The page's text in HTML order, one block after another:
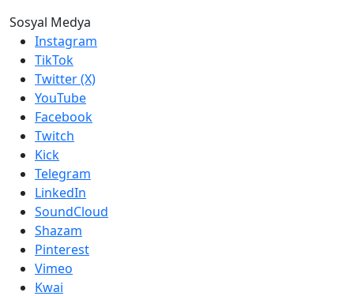
Sosyal Medya
Instagram
TikTok
Twitter (X)
YouTube
Facebook
Twitch
Kick
Telegram
LinkedIn
SoundCloud
Shazam
Pinterest
Vimeo
Kwai